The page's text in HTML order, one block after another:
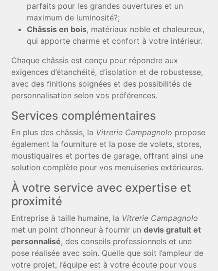
parfaits pour les grandes ouvertures et un
maximum de luminosité?;
Châssis en bois, matériaux noble et chaleureux,
qui apporte charme et confort à votre intérieur.
Chaque châssis est conçu pour répondre aux
exigences d’étanchéité, d’isolation et de robustesse,
avec des finitions soignées et des possibilités de
personnalisation selon vos préférences.
Services complémentaires
En plus des châssis, la Vitrerie Campagnolo propose
également la fourniture et la pose de volets, stores,
moustiquaires et portes de garage, offrant ainsi une
solution complète pour vos menuiseries extérieures.
À votre service avec expertise et
proximité
Entreprise à taille humaine, la Vitrerie Campagnolo
met un point d’honneur à fournir undevis gratuit et
personnalisé, des conseils professionnels et une
pose réalisée avec soin. Quelle que soit l’ampleur de
votre projet, l’équipe est à votre écoute pour vous